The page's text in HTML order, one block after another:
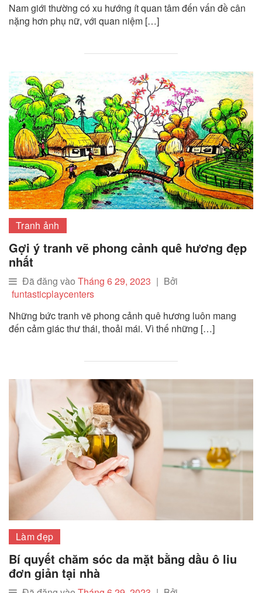
Nam giới thường có xu hướng ít quan tâm đến vấn đề cân
nặng hơn phụ nữ, với quan niệm […]
Tranh ảnh
Gợi ý tranh vẽ phong cảnh quê hương đẹp
nhất
Đã đăng vào Tháng 6 29, 2023 | Bởi
funtasticplaycenters
Những bức tranh vẽ phong cảnh quê hương luôn mang
đến cảm giác thư thái, thoải mái. Vì thế những […]
Làm đẹp
Bí quyết chăm sóc da mặt bằng dầu ô liu
đơn giản tại nhà